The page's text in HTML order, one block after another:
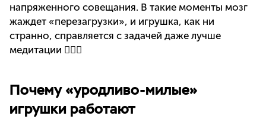
напряженного совещания. В такие моменты мозг
жаждет «перезагрузки», и игрушка, как ни
странно, справляется с задачей даже лучше
медитации 🧘🏼‍♀️
Почему «уродливо-милые»
игрушки работают